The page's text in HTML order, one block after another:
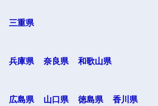
三重県
兵庫県 奈良県 和歌山県
広島県 山口県 徳島県
香川県